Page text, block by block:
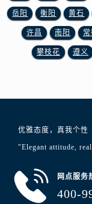
岳阳 衡阳 黄石
许昌 南阳
攀枝花 遵义
优雅态度，真我个性
"Elegant attitude,
网点服务
400-